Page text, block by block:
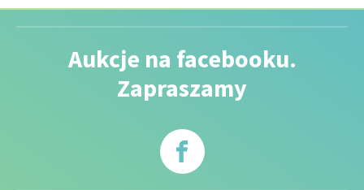
Aukcje na facebooku.
Zapraszamy